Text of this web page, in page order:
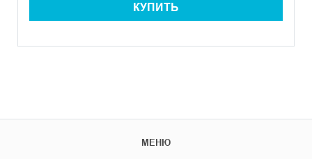
КУПИТЬ
МЕНЮ